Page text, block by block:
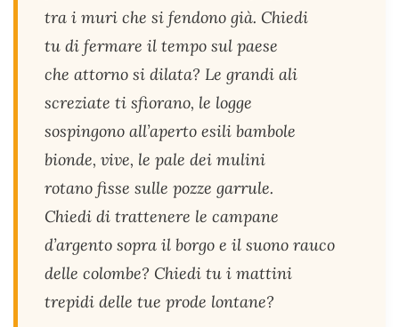
tra i muri che si fendono già. Chiedi
tu di fermare il tempo sul paese
che attorno si dilata? Le grandi ali
screziate ti sfiorano, le logge
sospingono all’aperto esili bambole
bionde, vive, le pale dei mulini
rotano fisse sulle pozze garrule.
Chiedi di trattenere le campane
d’argento sopra il borgo e il suono rauco
delle colombe? Chiedi tu i mattini
trepidi delle tue prode lontane?